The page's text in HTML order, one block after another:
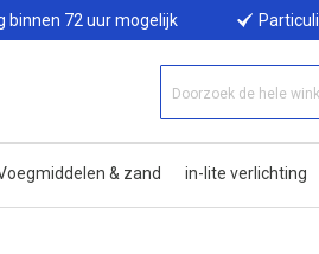
binnen 72 uur mogelijk
& zand in-lite verlichting